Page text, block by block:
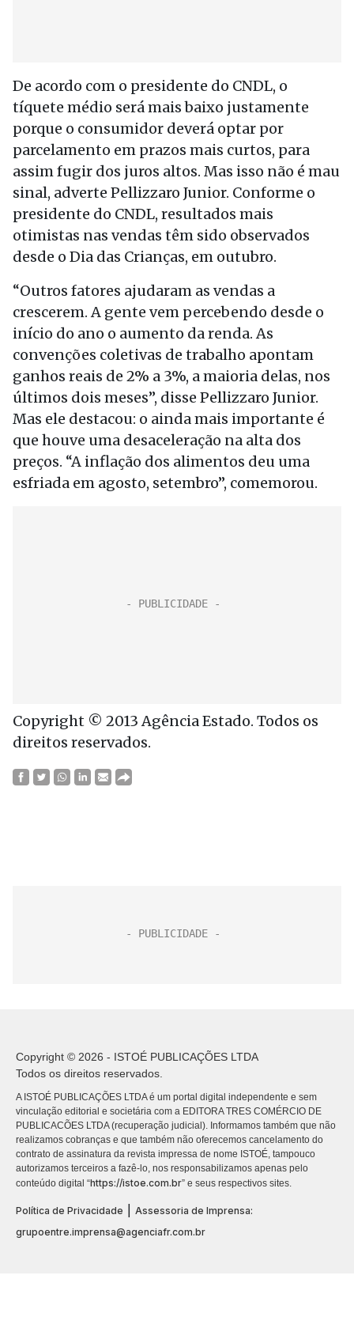
De acordo com o presidente do CNDL, o
tíquete médio será mais baixo justamente
porque o consumidor deverá optar por
parcelamento em prazos mais curtos, para
assim fugir dos juros altos. Mas isso não é mau
sinal, adverte Pellizzaro Junior. Conforme o
presidente do CNDL, resultados mais
otimistas nas vendas têm sido observados
desde o Dia das Crianças, em outubro.
“Outros fatores ajudaram as vendas a
crescerem. A gente vem percebendo desde o
início do ano o aumento da renda. As
convenções coletivas de trabalho apontam
ganhos reais de 2% a 3%, a maioria delas, nos
últimos dois meses”, disse Pellizzaro Junior.
Mas ele destacou: o ainda mais importante é
que houve uma desaceleração na alta dos
preços. “A inflação dos alimentos deu uma
esfriada em agosto, setembro”, comemorou.
Copyright © 2013 Agência Estado. Todos os
direitos reservados.
Copyright © 2026 - ISTOÉ PUBLICAÇÕES LTDA
Todos os direitos reservados.
A ISTOÉ PUBLICAÇÕES LTDA é um portal digital independente e sem
vinculação editorial e societária com a EDITORA TRES COMÉRCIO DE
PUBLICACÕES LTDA (recuperação judicial). Informamos também que não
realizamos cobranças e que também não oferecemos cancelamento do
contrato de assinatura da revista impressa de nome ISTOÉ, tampouco
autorizamos terceiros a fazê-lo, nos responsabilizamos apenas pelo
conteúdo digital “https://istoe.com.br” e seus respectivos sites.
Política de Privacidade
Assessoria de Imprensa:
grupoentre.imprensa@agenciafr.com.br